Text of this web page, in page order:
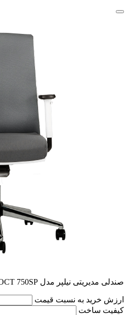
صندلی مدیریتی نیلپر مدل OCT 750SP
ارزش خرید به نسبت قیمت
کیفیت ساخت